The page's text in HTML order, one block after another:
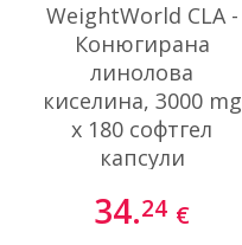
WeightWorld CLA -
Конюгирана
линолова
киселина, 3000 mg
x 180 софтгел
капсули
34.24 €